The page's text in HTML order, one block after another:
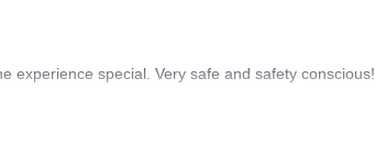
experience special. Very safe and safety